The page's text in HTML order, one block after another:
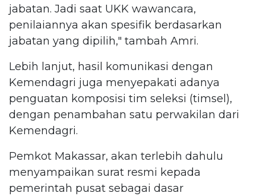
jabatan. Jadi saat UKK wawancara,
penilaiannya akan spesifik berdasarkan
jabatan yang dipilih," tambah Amri.
Lebih lanjut, hasil komunikasi dengan
Kemendagri juga menyepakati adanya
penguatan komposisi tim seleksi (timsel),
dengan penambahan satu perwakilan dari
Kemendagri.
Pemkot Makassar, akan terlebih dahulu
menyampaikan surat resmi kepada
pemerintah pusat sebagai dasar